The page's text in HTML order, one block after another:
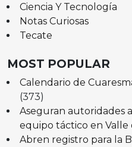
Ciencia Y Tecnología
Notas Curiosas
Tecate
MOST POPULAR
Calendario de
(373)
Aseguran autoridades
equipo táctico en Valle
Abren registro para la